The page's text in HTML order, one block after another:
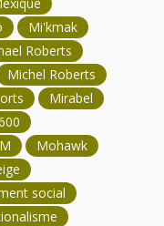
Mi'kmak
Roberts
Michel Roberts
Mirabel
Mohawk
social